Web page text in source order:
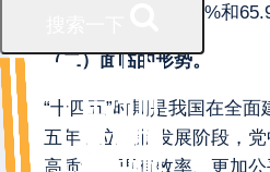
别下降38.8%、37.3%和
（二）面临的形势。
“十四五”时期是我国在全
五年。立足新发展阶段，
高质量、更有效率、更加